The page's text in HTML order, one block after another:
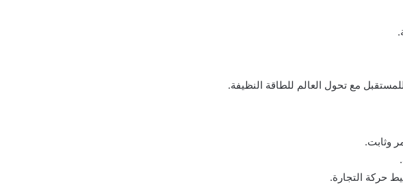
مع تحول العالم للطاقة النظيفة.
وثابت.
حركة التجارة.